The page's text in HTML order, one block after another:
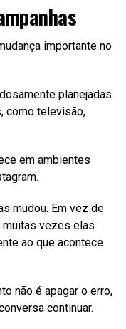
importante no
planejadas
como televisão,
em ambientes
mudou. Em vez de
muitas vezes elas
ao que acontece
não é apagar o erro,
continuar.